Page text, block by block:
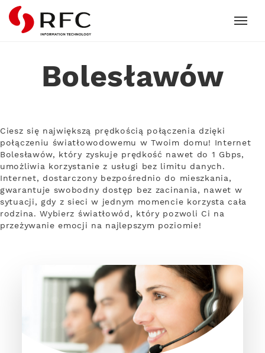
RFC
Bolesławów
Ciesz się największą prędkością połączenia dzięki
połączeniu światłowodowemu w Twoim domu! Internet
Bolesławów, który zyskuje prędkość nawet do 1 Gbps,
umożliwia korzystanie z usługi bez limitu danych.
Internet, dostarczony bezpośrednio do mieszkania,
gwarantuje swobodny dostęp bez zacinania, nawet w
sytuacji, gdy z sieci w jednym momencie korzysta cała
rodzina. Wybierz światłowód, który pozwoli Ci na
przeżywanie emocji na najlepszym poziomie!